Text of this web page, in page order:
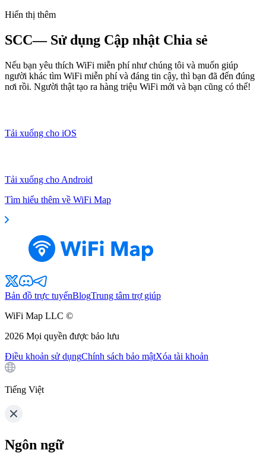
Hiển thị thêm
SCC— Sử dụng Cập nhật Chia sẻ
Nếu bạn yêu thích WiFi miễn phí như chúng tôi và muốn giúp
người khác tìm WiFi miễn phí và đáng tin cậy, thì bạn đã đến đúng
nơi rồi. Người thật tạo ra hàng triệu WiFi mới và bạn cũng có thể!
Tải xuống cho iOS
Tải xuống cho Android
Tìm hiểu thêm về WiFi Map
Bản đồ trực tuyếnBlogTrung tâm trợ giúp
WiFi Map LLC ©
2026 Mọi quyền được bảo lưu
Điều khoản sử dụngChính sách bảo mậtXóa tài khoản
Tiếng Việt
Ngôn ngữ